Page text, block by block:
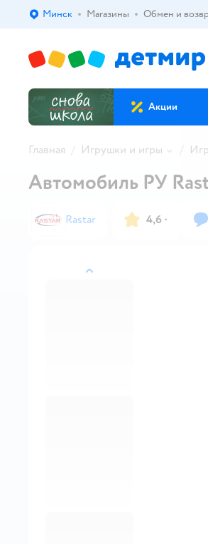
Выбор адреса доставки.
Минск Магазины Обмен и
Акции
Главная Игрушки и игры
назад
Автомобиль РУ
Rastar 4,6 ·